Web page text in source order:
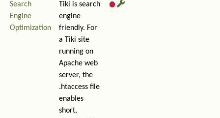
Search
Engine
Optimization
Tiki is search
engine
friendly. For
a Tiki site
running on
Apache web
server, the
.htaccess file
enables
short,